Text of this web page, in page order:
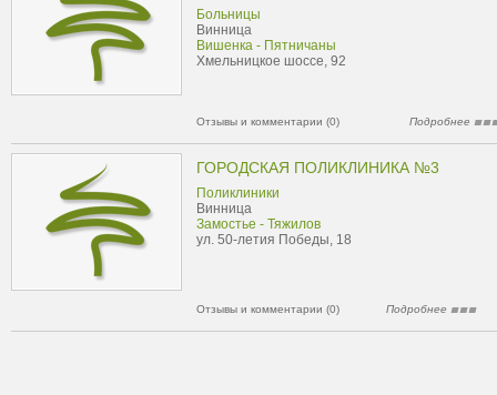
Больницы
Винница
Вишенка - Пятничаны
Хмельницкое шоссе, 92
Отзывы и комментарии (0) Подробнее
ГОРОДСКАЯ ПОЛИКЛИНИКА №3
Поликлиники
Винница
Замостье - Тяжилов
ул. 50-летия Победы, 18
Отзывы и комментарии (0) Подробнее